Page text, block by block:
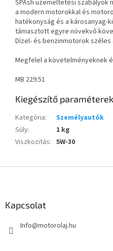
SPAsh üzemeltetési
a modern motorokkal és
hatékonyság és a
támasztott egyre növekvő
Dízel- és benzinmotorok széles
Megfelel a követelményeknek
MB 229.51
Kiegészítő paraméterek
Kategória:
Személyautók
Súly:
1 kg
Viszkozitás: 5W-30
Kapcsolat
Info@motorolaj.hu